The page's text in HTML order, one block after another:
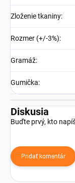
Zloženie tkaniny:
Rozmer (+/-3%):
Gramáž:
Gumička:
Diskusia
Buďte prvý, kto
Pridať komentár